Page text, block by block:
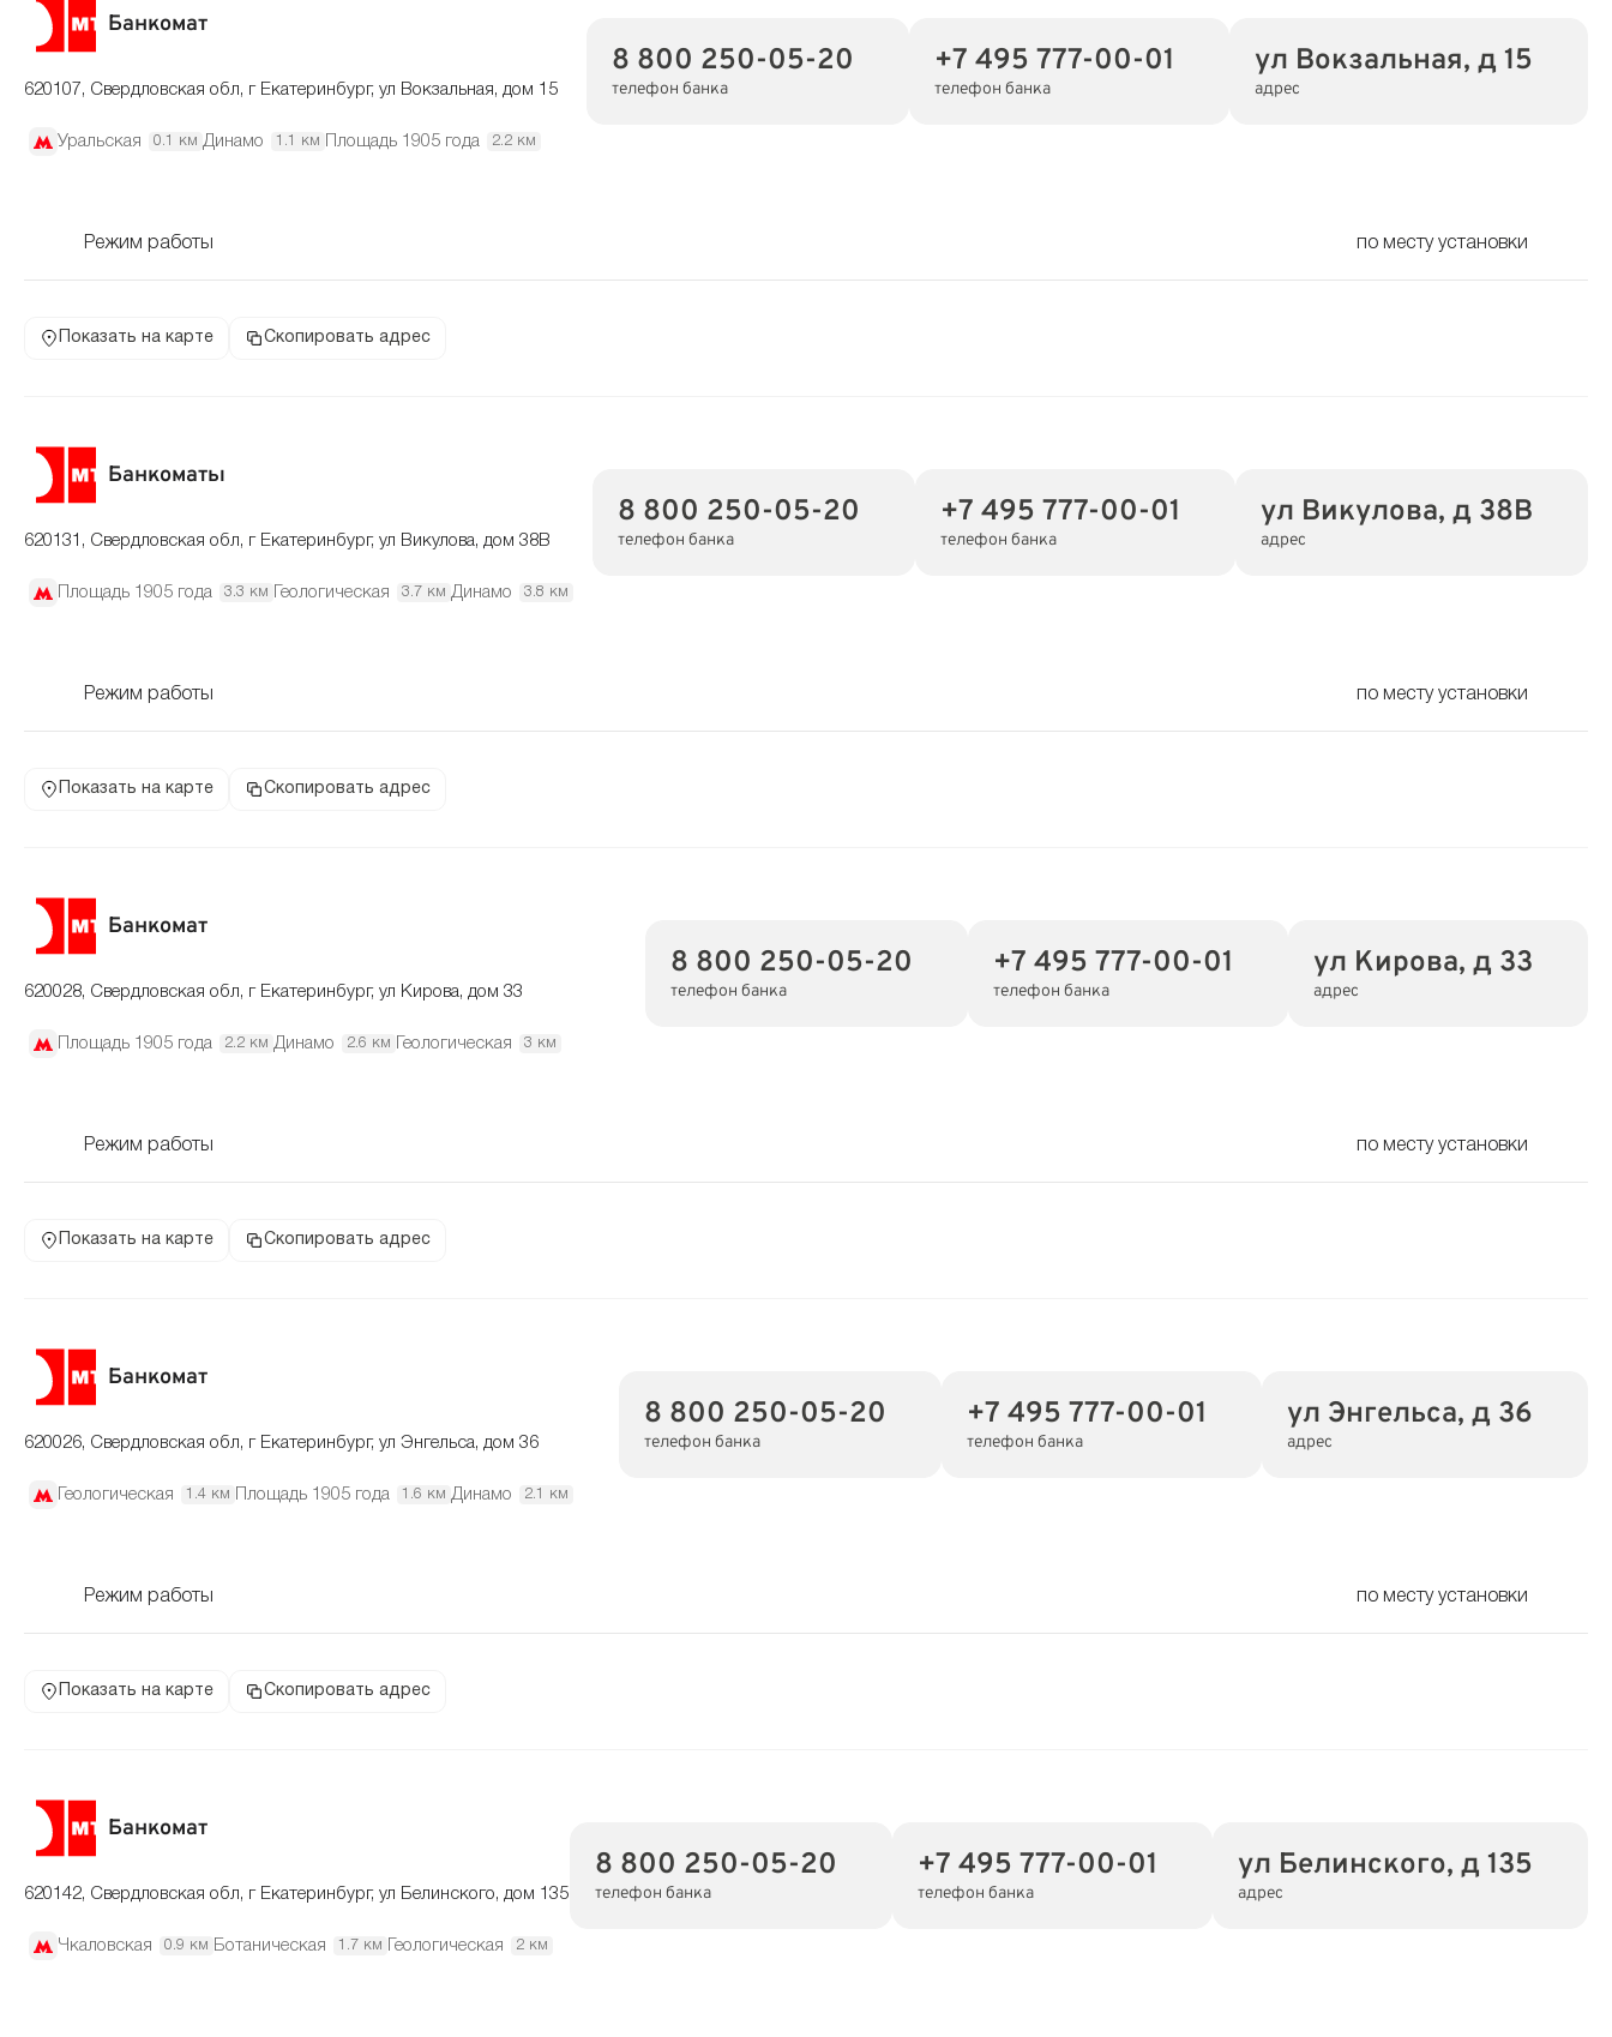
Банкомат
620107, Свердловская обл, г Екатеринбург, ул Вокзальная, дом 15
Уральская 0.1 км Динамо 1.1 км Площадь 1905 года 2.2 км
8 800 250-05-20
телефон банка
+7 495 777-00-01
телефон банка
ул Вокзальная, д 15
адрес
Режим работы по месту установки
Показать на карте Скопировать адрес
Банкоматы
620131, Свердловская обл, г Екатеринбург, ул Викулова, дом 38В
Площадь 1905 года 3.3 км Геологическая 3.7 км Динамо 3.8 км
8 800 250-05-20
телефон банка
+7 495 777-00-01
телефон банка
ул Викулова, д 38В
адрес
Режим работы по месту установки
Показать на карте Скопировать адрес
Банкомат
620028, Свердловская обл, г Екатеринбург, ул Кирова, дом 33
Площадь 1905 года 2.2 км Динамо 2.6 км Геологическая 3 км
8 800 250-05-20
телефон банка
+7 495 777-00-01
телефон банка
ул Кирова, д 33
адрес
Режим работы по месту установки
Показать на карте Скопировать адрес
Банкомат
620026, Свердловская обл, г Екатеринбург, ул Энгельса, дом 36
Геологическая 1.4 км Площадь 1905 года 1.6 км Динамо 2.1 км
8 800 250-05-20
телефон банка
+7 495 777-00-01
телефон банка
ул Энгельса, д 36
адрес
Режим работы по месту установки
Показать на карте Скопировать адрес
Банкомат
620142, Свердловская обл, г Екатеринбург, ул Белинского, дом 135
Чкаловская 0.9 км Ботаническая 1.7 км Геологическая 2 км
8 800 250-05-20
телефон банка
+7 495 777-00-01
телефон банка
ул Белинского, д 135
адрес